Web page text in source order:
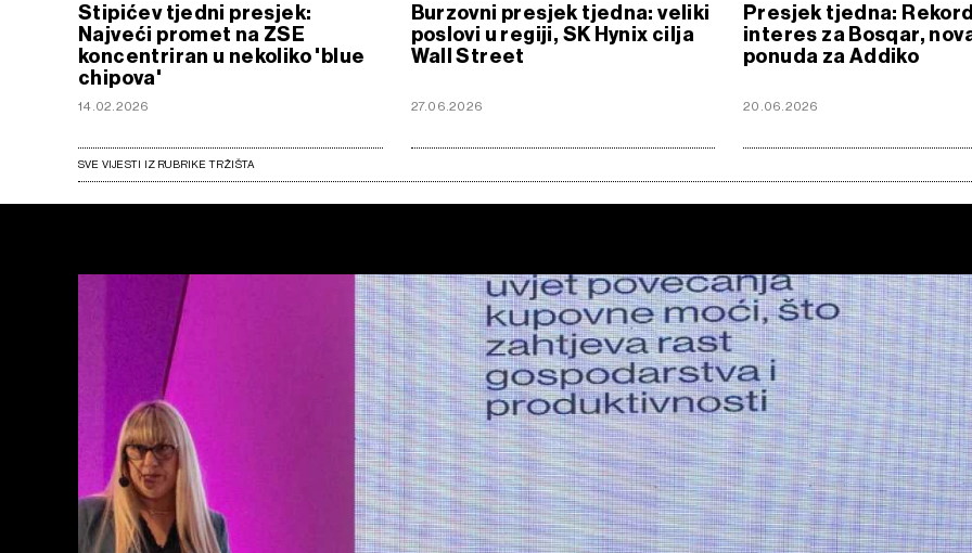
Stipićev tjedni presjek:
Najveći promet na ZSE
koncentriran u nekoliko 'blue
chipova'
14.02.2026
Burzovni presjek tjedna: veliki
poslovi u regiji, SK Hynix cilja
Wall Street
27.06.2026
Presjek tjedna:
interes za Bosqar,
ponuda za Addiko
20.06.2026
SVE VIJESTI IZ RUBRIKE TRŽIŠTA